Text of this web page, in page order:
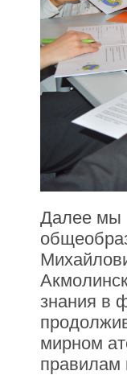
Далее мы
знания в
мирном
правилам